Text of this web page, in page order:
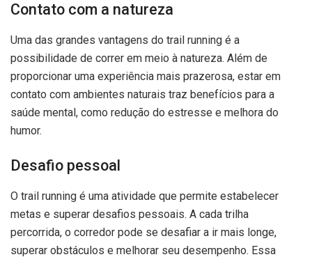
Contato com a natureza
Uma das grandes vantagens do trail running é a
possibilidade de correr em meio à natureza. Além de
proporcionar uma experiência mais prazerosa, estar em
contato com ambientes naturais traz benefícios para a
saúde mental, como redução do estresse e melhora do
humor.
Desafio pessoal
O trail running é uma atividade que permite estabelecer
metas e superar desafios pessoais. A cada trilha
percorrida, o corredor pode se desafiar a ir mais longe,
superar obstáculos e melhorar seu desempenho. Essa